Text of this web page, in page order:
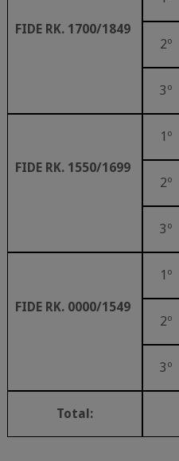
FIDE RK. 1700/1849
2º
3º
FIDE RK. 1550/1699
1º
2º
3º
FIDE RK. 0000/1549
1º
2º
3º
Total: